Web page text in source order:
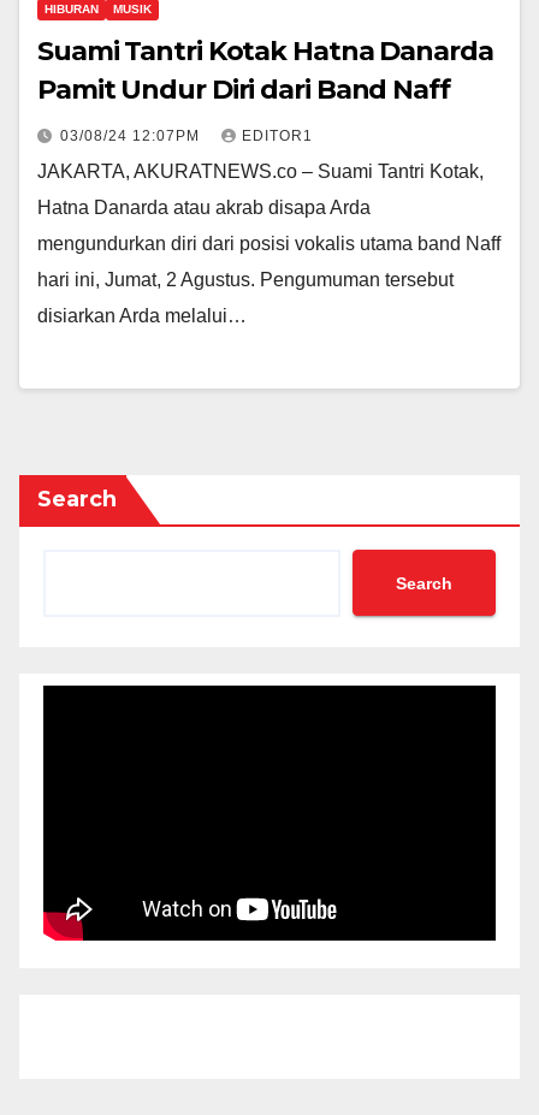
HIBURAN MUSIK
Suami Tantri Kotak Hatna Danarda
Pamit Undur Diri dari Band Naff
03/08/24 12:07PM EDITOR1
JAKARTA, AKURATNEWS.co – Suami Tantri Kotak,
Hatna Danarda atau akrab disapa Arda
mengundurkan diri dari posisi vokalis utama band Naff
hari ini, Jumat, 2 Agustus. Pengumuman tersebut
disiarkan Arda melalui…
Search
Search